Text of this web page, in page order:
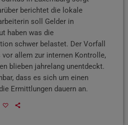
berichtet die lokale
soll Gelder in
haben was die
schwer belastet. Der Vorfall
allem zur internen Kontrolle,
blieben jahrelang unentdeckt.
dass es sich um einen
Ermittlungen dauern an.